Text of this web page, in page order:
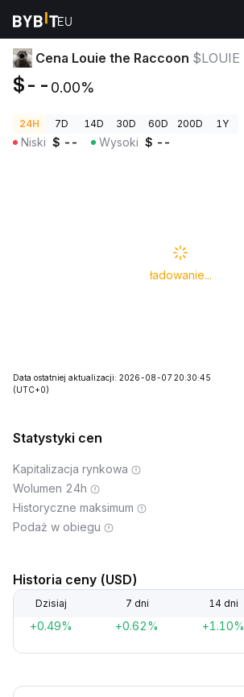
Ceny kryptowalut
Cena Louie the Raccoon $LOUIE
$-- 0.00%
24H 7D 14D 30D 60D 200D 1Y
Niski $ -- Wysoki $ --
ładowanie...
Data ostatniej aktualizacji: 2026-08-07 20:30:45
(UTC+0)
Statystyki cen
Kapitalizacja rynkowa
Wolumen 24h
Historyczne maksimum
Podaż w obiegu
Historia ceny (USD)
Dzisiaj 7 dni 14 dni
+0.49% +0.62% +1.10%